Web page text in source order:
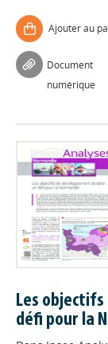
Ajouter au
Document
numérique
Les
défi pour la